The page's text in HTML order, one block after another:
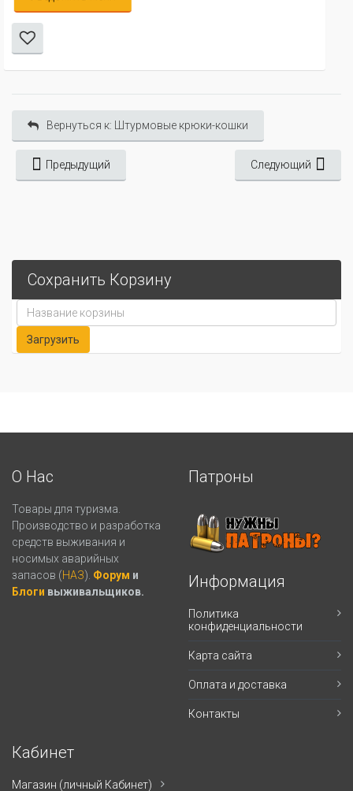
Вернуться к: Штурмовые крюки-кошки
Предыдущий Следующий
Сохранить Корзину
О Нас
Товары для туризма.
Производство и разработка
средств выживания и
носимых аварийных
запасов (НАЗ). Форум и
Блоги выживальщиков.
Патроны
Информация
Политика
конфиденциальности
Карта сайта
Оплата и доставка
Контакты
Кабинет
Магазин (личный Кабинет)